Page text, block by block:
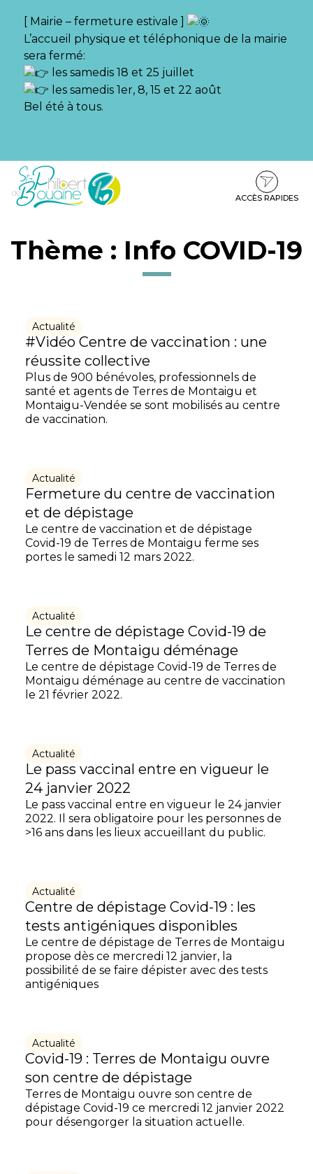
[ Mairie – fermeture estivale ]
L’accueil physique et téléphonique de la mairie
sera fermé:
les samedis 18 et 25 juillet
les samedis 1er, 8, 15 et 22 août
Bel été à tous.
Aller
Aller
contenu
Aller
pied
ACCÈS RAPIDES
Thème : Info COVID-19
Actualité
#Vidéo Centre de vaccination : une
réussite collective
Plus de 900 bénévoles, professionnels de
santé et agents de Terres de Montaigu et
Montaigu-Vendée se sont mobilisés au centre
de vaccination.
Actualité
Fermeture du centre de vaccination
et de dépistage
Le centre de vaccination et de dépistage
Covid-19 de Terres de Montaigu ferme ses
portes le samedi 12 mars 2022.
Actualité
Le centre de dépistage Covid-19 de
Terres de Montaigu déménage
Le centre de dépistage Covid-19 de Terres de
Montaigu déménage au centre de vaccination
le 21 février 2022.
Actualité
Le pass vaccinal entre en vigueur le
24 janvier 2022
Le pass vaccinal entre en vigueur le 24 janvier
2022. Il sera obligatoire pour les personnes de
>16 ans dans les lieux accueillant du public.
Actualité
Centre de dépistage Covid-19 : les
tests antigéniques disponibles
Le centre de dépistage de Terres de Montaigu
propose dès ce mercredi 12 janvier, la
possibilité de se faire dépister avec des tests
antigéniques
Actualité
Covid-19 : Terres de Montaigu ouvre
son centre de dépistage
Terres de Montaigu ouvre son centre de
dépistage Covid-19 ce mercredi 12 janvier 2022
pour désengorger la situation actuelle.